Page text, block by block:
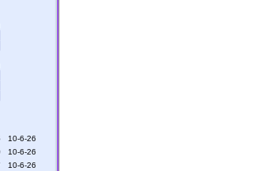
10-6-26 23:55
10-6-26 23:50
10-6-26 23:47